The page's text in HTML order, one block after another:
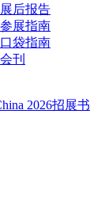
后报告
展指南
袋指南
刊
2026招展书